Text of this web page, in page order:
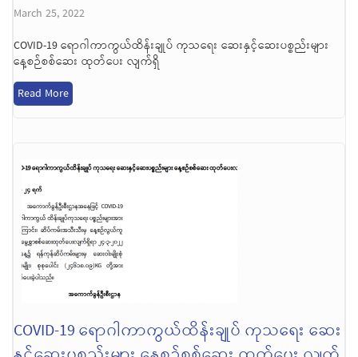
March 25, 2022
COVID-19 ရောဂါကာကွယ်ထိန်းချုပ် ကုသရေး ဆေးနှင့်ဆေးပစ္စည်းများ
နေ့စဉ်စစ်ဆေး ထုတ်ပေး လျက်ရှိ
Read More
COVID-19 ရောဂါကာကွယ်ထိန်းချုပ် ကုသရေး ဆေး